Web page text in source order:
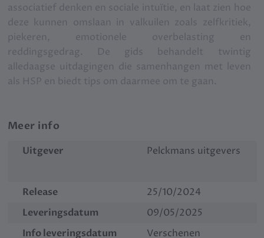
associatief denken en sociale intuïtie, en laat zien hoe
deze kunnen omslaan in valkuilen zoals zelfkritiek,
piekeren, emotionele overbelasting en
reddingsgedrag. De gids behandelt twintig
alledaagse uitdagingen die samenhangen met leven
als HSP en biedt tips om daarmee om te gaan.
Meer info
Uitgever Pelckmans uitgevers
Release
25/10/2024
Leveringsdatum
09/05/2025
Info leveringsdatum
Verschenen